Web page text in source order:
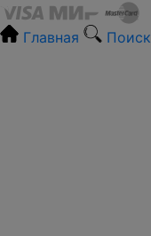
Главная Поиск